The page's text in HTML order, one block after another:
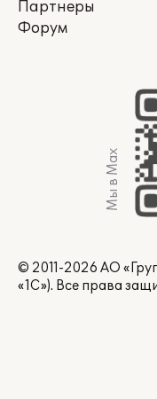
Партнеры
Форум
Мы в Max
© 2011-2026 АО
«1С»). Все права